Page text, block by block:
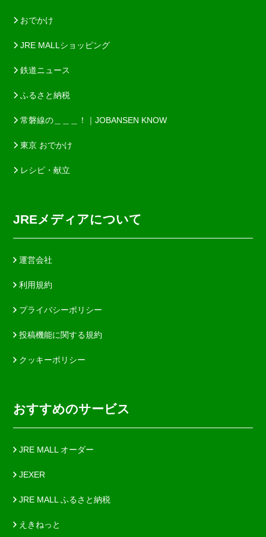
おでかけ
JRE MALLショッピング
鉄道ニュース
ふるさと納税
常磐線の＿＿＿！｜JOBANSEN KNOW
東京 おでかけ
レシピ・献立
JREメディアについて
運営会社
利用規約
プライバシーポリシー
投稿機能に関する規約
クッキーポリシー
おすすめのサービス
JRE MALL オーダー
JEXER
JRE MALL ふるさと納税
えきねっと